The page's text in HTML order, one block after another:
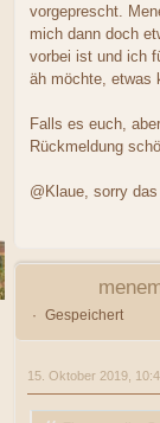
vorgeprescht.
mich dann doch
vorbei ist und ich
äh möchte, etwas
Falls es euch,
Rückmeldung
@Klaue, sorry
Gespeichert
15. Oktober 2019,